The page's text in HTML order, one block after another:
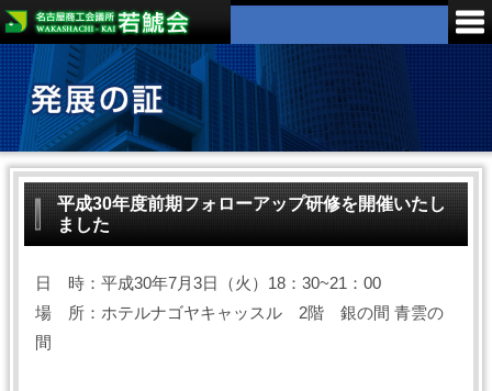
平成30年度前期フォローアップ研修を開催いたし
ました
日 時：平成30年7月3日（火）18：30~21：00
場 所：ホテルナゴヤキャッスル 2階 銀の間 青雲の
間